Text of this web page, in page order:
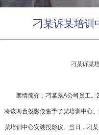
刁某诉某培训
刁某诉某培
案情简介：刁某系A公司员工。
将该两台投影仪售予了某培训中心
某培训中心安装投影仪。当日，刁